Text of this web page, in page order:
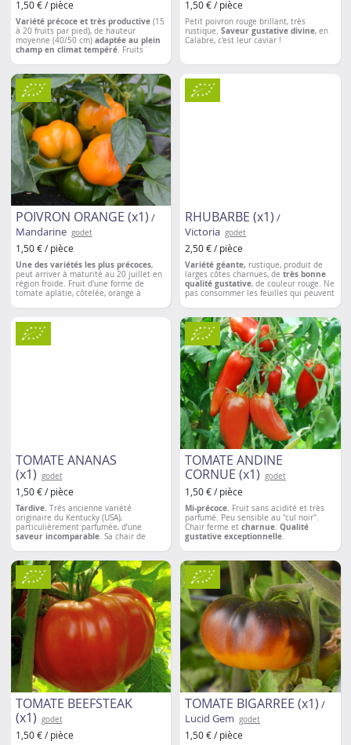
1,50 € / pièce
Variété précoce et très productive (15
à 20 fruits par pied), de hauteur
moyenne (40/50 cm) adaptée au plein
champ en climat tempéré. Fruits
moyenne de couleur jaune clair
passant au rouge à maturité.
Espacement entre les plantations: 40 à
50 cm
1,50 € / pièce
Petit poivron rouge brillant, très
rustique. Saveur gustative divine, en
Calabre, c'est leur caviar !
POIVRON ORANGE (x1) /
Mandarine godet
1,50 € / pièce
Une des variétés les plus précoces,
peut arriver à maturité au 20 juillet en
région froide. Fruit d'une forme de
tomate aplatie, côtelée, orange à
Espacement entre les plantations:
50 cm
RHUBARBE (x1) /
Victoria godet
2,50 € / pièce
Variété géante, rustique, produit de
larges côtes charnues, de très bonne
qualité gustative, de couleur rouge. Ne
pas consommer les feuilles qui peuvent
TOMATE ANANAS
(x1) godet
1,50 € / pièce
Tardive. Très ancienne variété
originaire du Kentucky (USA),
particulièrement parfumée, d’une
saveur incomparable. Sa chair de
une tranche d’ananas. Fruits de 250 à
400 g pouvant atteindre 1 kg.
Espacement entre les plantations:50 à
60 cm
TOMATE ANDINE
CORNUE (x1) godet
1,50 € / pièce
Mi-précoce. Fruit sans acidité et très
parfumé. Peu sensible au "cul noir".
Chair ferme et charnue. Qualité
gustative exceptionnelle.
Espacement entre les plantations:50 à
60 cm
TOMATE BEEFSTEAK
(x1) godet
1,50 € / pièce
TOMATE BIGARREE (x1) /
Lucid Gem godet
1,50 € / pièce